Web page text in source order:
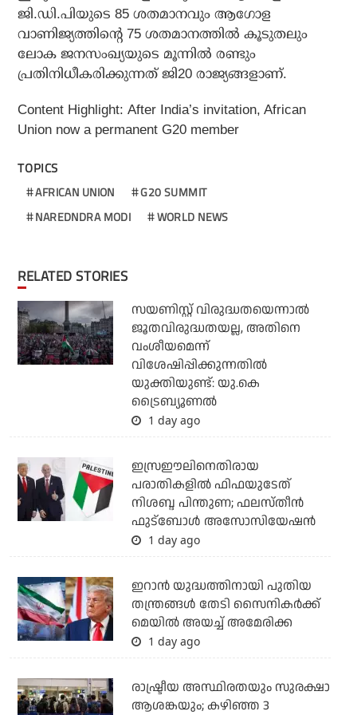
ജി.ഡി.പിയുടെ 85 ശതമാനവും ആഗോള
വാണിജ്യത്തിന്റെ 75 ശതമാനത്തിൽ കൂടുതലും
ലോക ജനസംഖ്യയുടെ മൂന്നിൽ രണ്ടും
പ്രതിനിധീകരിക്കുന്നത് ജി20 രാജ്യങ്ങളാണ്.
Content Highlight: After India’s invitation, African
Union now a permanent G20 member
TOPICS
AFRICAN UNION
G20 SUMMIT
NAREDNDRA MODI
WORLD NEWS
RELATED STORIES
സയണിസ്റ്റ് വിരുദ്ധതയെന്നാല്‍
ജൂതവിരുദ്ധതയല്ല, അതിനെ
വംശീയമെന്ന്
വിശേഷിപ്പിക്കുന്നതില്‍
യുക്തിയുണ്ട്: യു.കെ
ട്രൈബ്യൂണല്‍
1 day ago
ഇസ്രഈലിനെതിരായ
പരാതികളില്‍ ഫിഫയുടേത്
നിശബ്ദ പിന്തുണ; ഫലസ്തീന്‍
ഫുട്‌ബോള്‍ അസോസിയേഷന്‍
1 day ago
ഇറാന്‍ യുദ്ധത്തിനായി പുതിയ
തന്ത്രങ്ങള്‍ തേടി സൈനികര്‍ക്ക്
മെയില്‍ അയച്ച് അമേരിക്ക
1 day ago
രാഷ്ട്രീയ അസ്ഥിരതയും സുരക്ഷാ
ആശങ്കയും; കഴിഞ്ഞ 3